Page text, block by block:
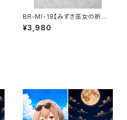
BR-MI-18【みずき巫女の祈願
ブレスレット】カラージェード ×
オニキス × 水晶（17〜18cm）｜
¥3,980